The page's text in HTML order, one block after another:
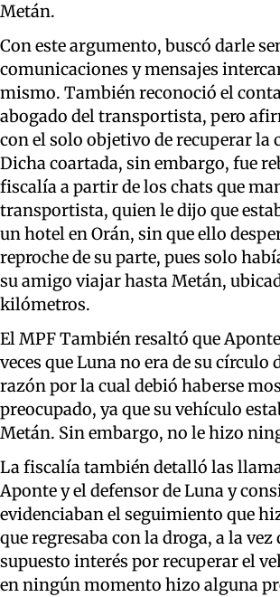
Metán.
Con este argumento, buscó darle
comunicaciones y mensajes
mismo. También reconoció el
abogado del transportista, pero
con el solo objetivo de recuperar la
Dicha coartada, sin embargo, fue
fiscalía a partir de los chats que
transportista, quien le dijo que
un hotel en Orán, sin que ello
reproche de su parte, pues solo
su amigo viajar hasta Metán,
kilómetros.
El MPF También resaltó que
veces que Luna no era de su círculo
razón por la cual debió haberse
preocupado, ya que su vehículo
Metán. Sin embargo, no le hizo
La fiscalía también detalló las
Aponte y el defensor de Luna y
evidenciaban el seguimiento que
que regresaba con la droga, a la vez
supuesto interés por recuperar el
en ningún momento hizo alguna